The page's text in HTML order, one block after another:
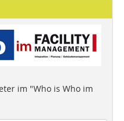
im "Who is Who im